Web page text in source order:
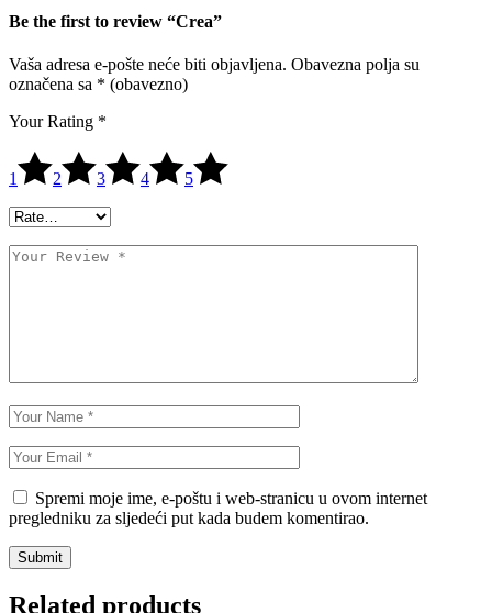
Be the first to review “Crea”
Vaša adresa e-pošte neće biti objavljena. Obavezna polja su
označena sa * (obavezno)
Your Rating *
1 2 3 4 5
Spremi moje ime, e-poštu i web-stranicu u ovom internet
pregledniku za sljedeći put kada budem komentirao.
Submit
Related products